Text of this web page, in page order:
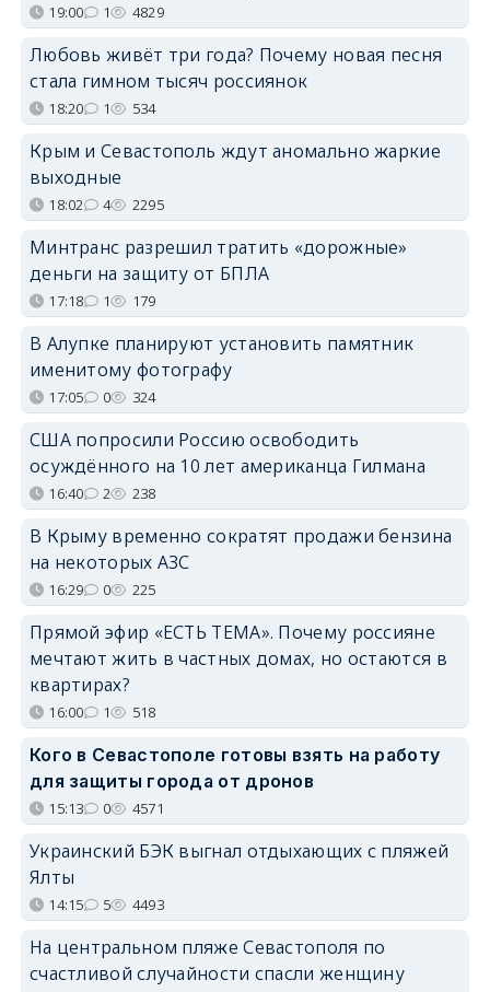
19:00 1 4829
Любовь живёт три года? Почему новая песня
стала гимном тысяч россиянок
18:20 1 534
Крым и Севастополь ждут аномально жаркие
выходные
18:02 4 2295
Минтранс разрешил тратить «дорожные»
деньги на защиту от БПЛА
17:18 1 179
В Алупке планируют установить памятник
именитому фотографу
17:05 0 324
США попросили Россию освободить
осуждённого на 10 лет американца Гилмана
16:40 2 238
В Крыму временно сократят продажи бензина
на некоторых АЗС
16:29 0 225
Прямой эфир «ЕСТЬ ТЕМА». Почему россияне
мечтают жить в частных домах, но остаются в
квартирах?
16:00 1 518
Кого в Севастополе готовы взять на работу
для защиты города от дронов
15:13 0 4571
Украинский БЭК выгнал отдыхающих с пляжей
Ялты
14:15 5 4493
На центральном пляже Севастополя по
счастливой случайности спасли женщину